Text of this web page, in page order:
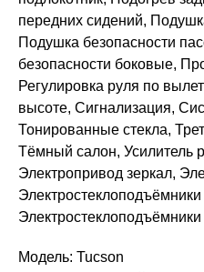
передних сидений,
Подушка безопасности
безопасности боковые,
Регулировка руля по
высоте, Сигнализация,
Тонированные стекла,
Тёмный салон, Усилитель
Электропривод зеркал,
Электростеклоподъёмники
Модель: Tucson